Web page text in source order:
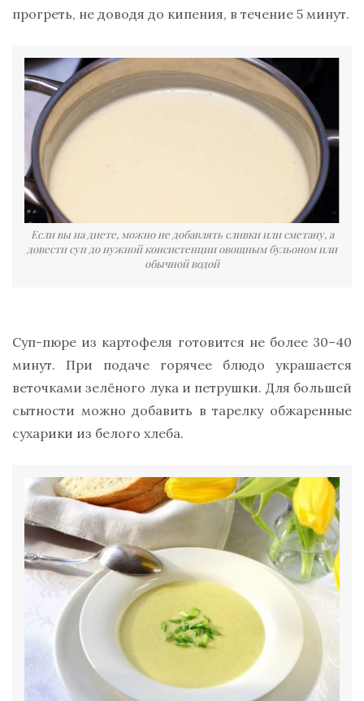
прогреть, не доводя до кипения, в течение 5 минут.
Если вы на диете, можно не добавлять сливки или сметану, а
довести суп до нужной консистенции овощным бульоном или
обычной водой
Суп-пюре из картофеля готовится не более 30–40
минут. При подаче горячее блюдо украшается
веточками зелёного лука и петрушки. Для большей
сытности можно добавить в тарелку обжаренные
сухарики из белого хлеба.